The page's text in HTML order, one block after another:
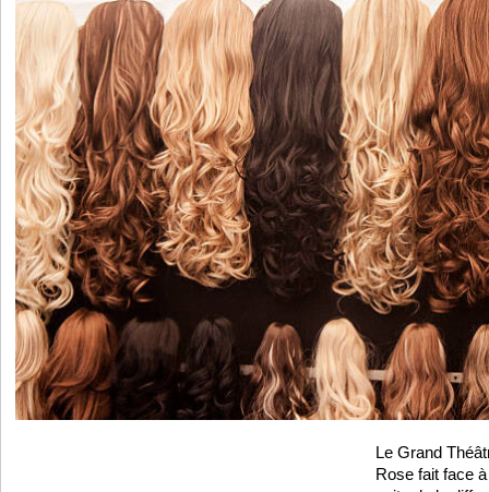
Le Grand
Rose fait face